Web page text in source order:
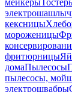
мейкеры
кексницы
мороженицы
фритюрницы
домаПылесосы
пылесосы,
электрошвабры